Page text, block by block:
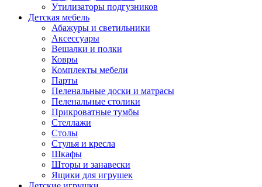
Утилизаторы подгузников
Детская мебель
Абажуры и светильники
Аксессуары
Вешалки и полки
Ковры
Комплекты мебели
Парты
Пеленальные доски и матрасы
Пеленальные столики
Прикроватные тумбы
Стеллажи
Столы
Стулья и кресла
Шкафы
Шторы и занавески
Ящики для игрушек